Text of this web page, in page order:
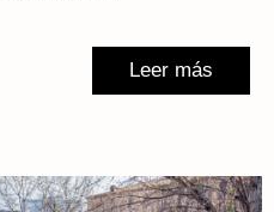
Leer más